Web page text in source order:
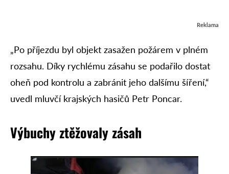
Reklama
„Po příjezdu byl objekt zasažen požárem v plném
rozsahu. Díky rychlému zásahu se podařilo dostat
oheň pod kontrolu a zabránit jeho dalšímu šíření,“
uvedl mluvčí krajských hasičů Petr Poncar.
Výbuchy ztěžovaly zásah